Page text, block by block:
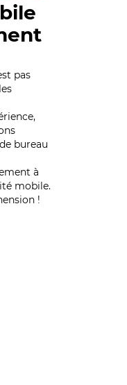
pas
bureau
à
mobile.
!